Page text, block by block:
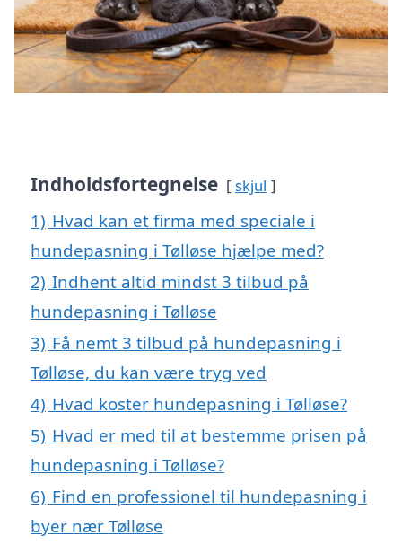
Indholdsfortegnelse skjul
1) Hvad kan et firma med speciale i
hundepasning i Tølløse hjælpe med?
2) Indhent altid mindst 3 tilbud på
hundepasning i Tølløse
3) Få nemt 3 tilbud på hundepasning i
Tølløse, du kan være tryg ved
4) Hvad koster hundepasning i Tølløse?
5) Hvad er med til at bestemme prisen på
hundepasning i Tølløse?
6) Find en professionel til hundepasning i
byer nær Tølløse